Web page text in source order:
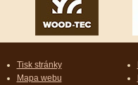
Tisk stránky
Mapa webu